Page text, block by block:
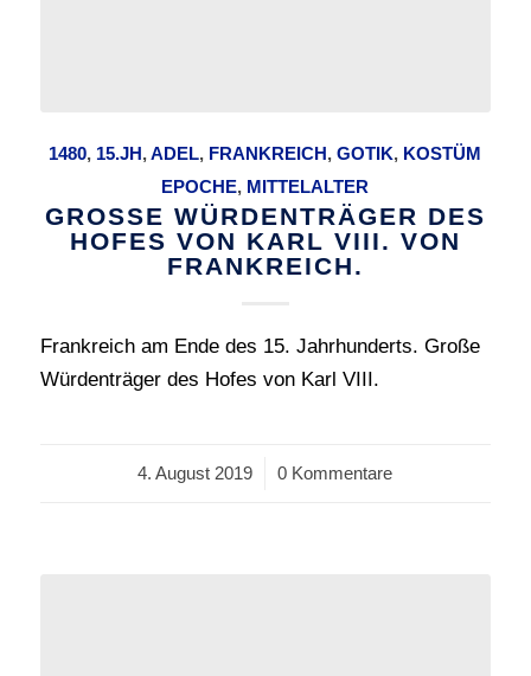
1480, 15.JH,ADEL, FRANKREICH,GOTIK, KOSTÜM
EPOCHE, MITTELALTER
GROSSE WÜRDENTRÄGER DES H
OFES VON KARL VIII. VON F
RANKREICH.
Frankreich am Ende des 15. Jahrhunderts. Große
Würdenträger des Hofes von Karl VIII.
4. August 2019
/ 0 Kommentare